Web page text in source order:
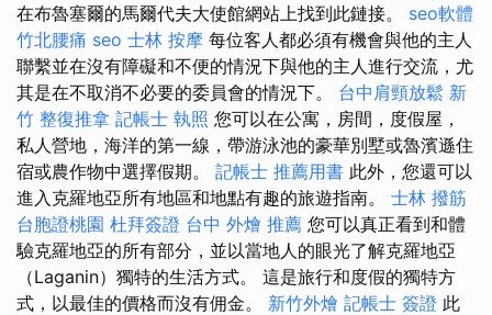
在布魯塞爾的馬爾代夫大使館網站上找到此鏈接。 seo軟體
竹北腰痛 seo 士林 按摩 每位客人都必須有機會與他的主人
聯繫並在沒有障礙和不便的情況下與他的主人進行交流，尤
其是在不取消不必要的委員會的情況下。 台中肩頸放鬆 新
竹 整復推拿 記帳士 執照 您可以在公寓，房間，度假屋，
私人營地，海洋的第一線，帶游泳池的豪華別墅或魯濱遜住
宿或農作物中選擇假期。 記帳士 推薦用書 此外，您還可以
進入克羅地亞所有地區和地點有趣的旅遊指南。 士林 撥筋
台胞證桃園 杜拜簽證 台中 外燴 推薦 您可以真正看到和體
驗克羅地亞的所有部分，並以當地人的眼光了解克羅地亞
（Laganin）獨特的生活方式。 這是旅行和度假的獨特方
式，以最佳的價格而沒有佣金。 新竹外燴 記帳士 簽證 此